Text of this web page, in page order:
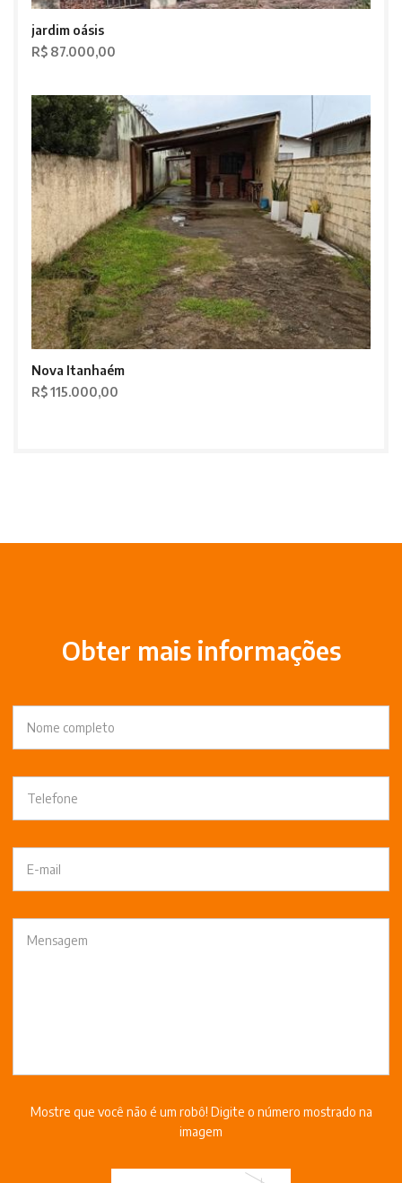
jardim oásis
R$ 87.000,00
Nova Itanhaém
R$ 115.000,00
Obter mais informações
Mostre que você não é um robô! Digite o número mostrado na
imagem